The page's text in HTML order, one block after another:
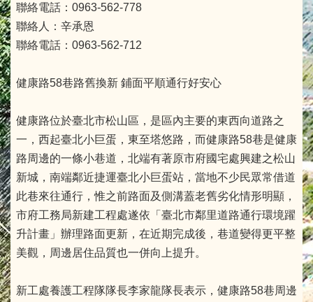
聯絡電話：0963-562-778
聯絡人：辛承恩
聯絡電話：0963-562-712
健康路58巷路舊換新 鋪面平順通行好安心
健康路位於臺北市松山區，是區內主要的東西向道路之
一，西起臺北小巨蛋，東至塔悠路，而健康路58巷是健康
路周邊的一條小巷道，北端有著原市府國宅處興建之松山
新城，南端鄰近捷運臺北小巨蛋站，當地不少民眾常借道
此巷來往通行，惟之前路面及側溝蓋老舊劣化情形明顯，
市府工務局新建工程處遂依「臺北市鄰里道路通行環境躍
升計畫」辦理路面更新，在近期完成後，巷道變得更平整
美觀，周邊居住品質也一併向上提升。
新工處養護工程隊隊長李家龍隊長表示，健康路58巷周邊